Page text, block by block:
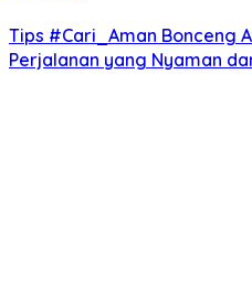
Tips #Cari_Aman Bonceng
Perjalanan yang Nyaman